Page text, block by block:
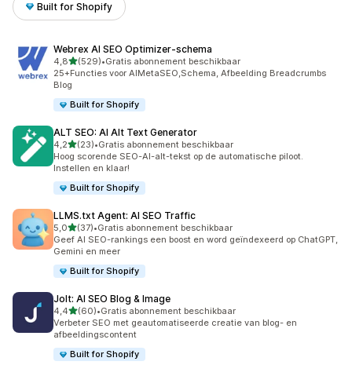
Built for Shopify
Webrex AI SEO Optimizer‑schema
4,8van 5 sterren
(529)
529 recensies in totaal
•Gratis abonnement beschikbaar
25+Functies voor AIMetaSEO,Schema, Afbeelding Breadcrumbs
BIog
Built for Shopify
ALT SEO: AI Alt Text Generator
4,2van 5 sterren
(23)
23 recensies in totaal
•Gratis abonnement beschikbaar
Hoog scorende SEO-AI-alt-tekst op de automatische piloot.
Instellen en klaar!
Built for Shopify
LLMS.txt Agent: AI SEO Traffic
5,0van 5 sterren
(37)
37 recensies in totaal
•Gratis abonnement beschikbaar
Geef AI SEO-rankings een boost en word geïndexeerd op ChatGPT,
Gemini en meer
Built for Shopify
Jolt: AI SEO Blog & Image
4,4van 5 sterren
(60)
60 recensies in totaal
•Gratis abonnement beschikbaar
Verbeter SEO met geautomatiseerde creatie van blog- en
afbeeldingscontent
Built for Shopify